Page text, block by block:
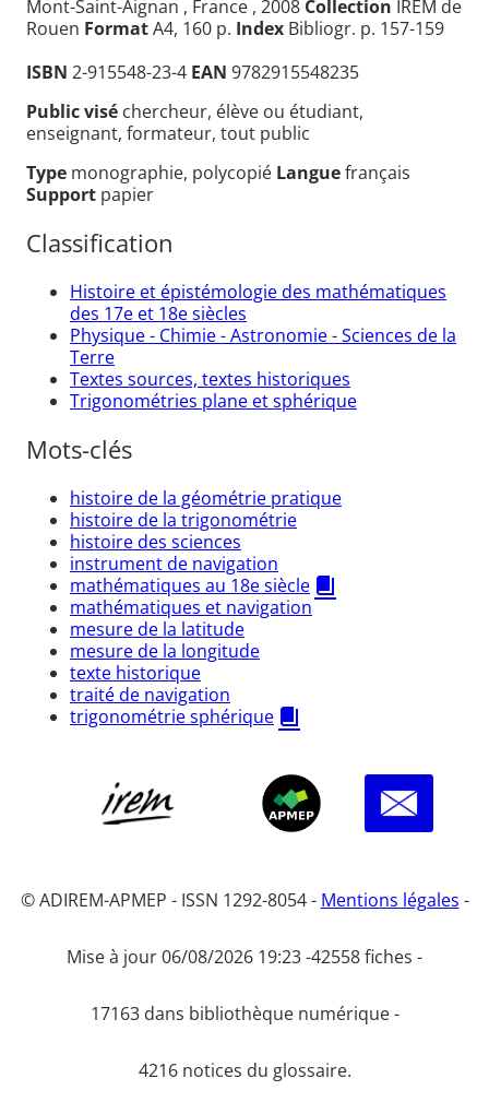
Mont-Saint-Aignan , France , 2008 Collection IREM de
Rouen FormatA4, 160 p. Index Bibliogr. p. 157-159
ISBN 2-915548-23-4 EAN 9782915548235
Public visé chercheur, élève ou étudiant,
enseignant, formateur, tout public
Type monographie, polycopié Languefrançais
Support papier
Classification
Histoire et épistémologie des mathématiques
des 17e et 18e siècles
Physique - Chimie - Astronomie - Sciences de la
Terre
Textes sources, textes historiques
Trigonométries plane et sphérique
Mots-clés
histoire de la géométrie pratique
histoire de la trigonométrie
histoire des sciences
instrument de navigation
mathématiques au 18e siècle
mathématiques et navigation
mesure de la latitude
mesure de la longitude
texte historique
traité de navigation
trigonométrie sphérique
© ADIREM-APMEP - ISSN 1292-8054 - Mentions légales -
Mise à jour 06/08/2026 19:23 -42558 fiches -
17163 dans bibliothèque numérique -
4216 notices du glossaire.